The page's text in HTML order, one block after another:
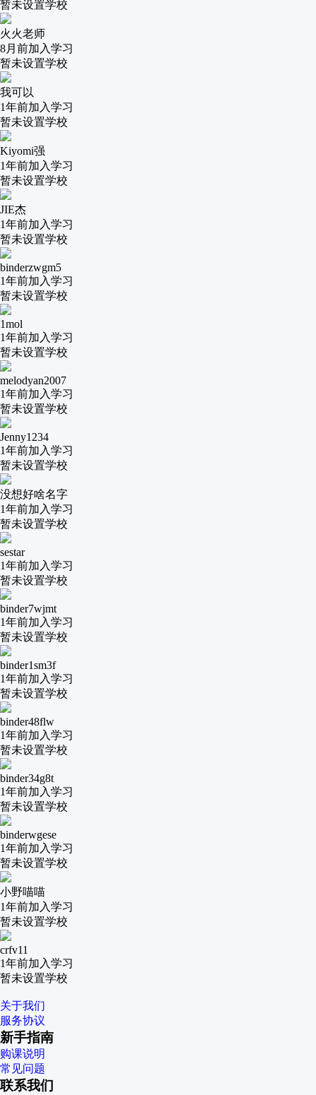
暂未设置学校
火火老师
8月前加入学习
暂未设置学校
我可以
1年前加入学习
暂未设置学校
Kiyomi强
1年前加入学习
暂未设置学校
JIE杰
1年前加入学习
暂未设置学校
binderzwgm5
1年前加入学习
暂未设置学校
1mol
1年前加入学习
暂未设置学校
melodyan2007
1年前加入学习
暂未设置学校
Jenny1234
1年前加入学习
暂未设置学校
没想好啥名字
1年前加入学习
暂未设置学校
sestar
1年前加入学习
暂未设置学校
binder7wjmt
1年前加入学习
暂未设置学校
binder1sm3f
1年前加入学习
暂未设置学校
binder48flw
1年前加入学习
暂未设置学校
binder34g8t
1年前加入学习
暂未设置学校
binderwgese
1年前加入学习
暂未设置学校
小野喵喵
1年前加入学习
暂未设置学校
crfv11
1年前加入学习
暂未设置学校
关于我们
服务协议
新手指南
购课说明
常见问题
联系我们